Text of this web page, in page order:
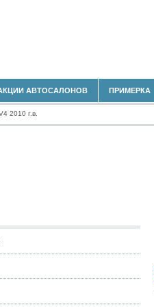
АВТОСАЛОНОВ ПРИМЕРКА
2010 г.в.